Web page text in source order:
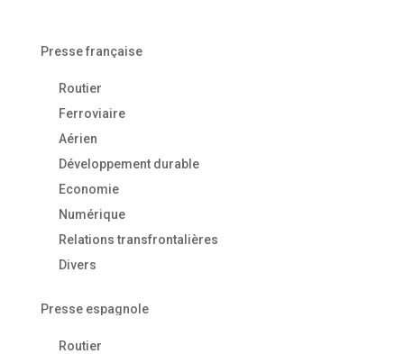
Presse française
Routier
Ferroviaire
Aérien
Développement durable
Economie
Numérique
Relations transfrontalières
Divers
Presse espagnole
Routier